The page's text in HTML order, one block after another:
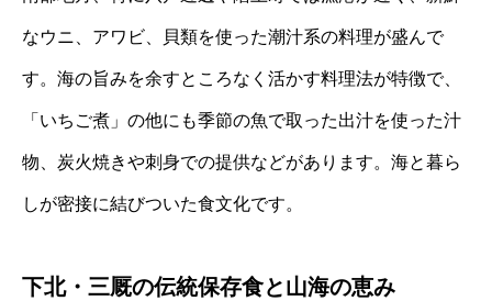
なウニ、アワビ、貝類を使った潮汁系の料理が盛んで
す。海の旨みを余すところなく活かす料理法が特徴で、
「いちご煮」の他にも季節の魚で取った出汁を使った汁
物、炭火焼きや刺身での提供などがあります。海と暮ら
しが密接に結びついた食文化です。
下北・三厩の伝統保存食と山海の恵み